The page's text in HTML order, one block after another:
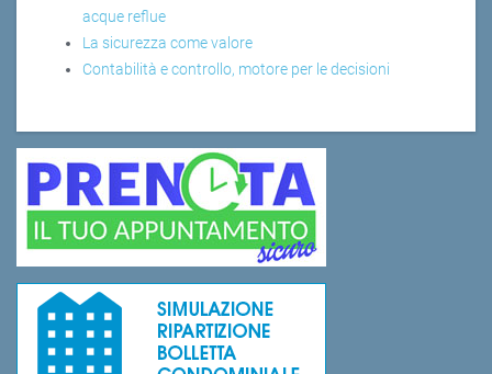
acque reflue
La sicurezza come valore
Contabilità e controllo, motore per le decisioni